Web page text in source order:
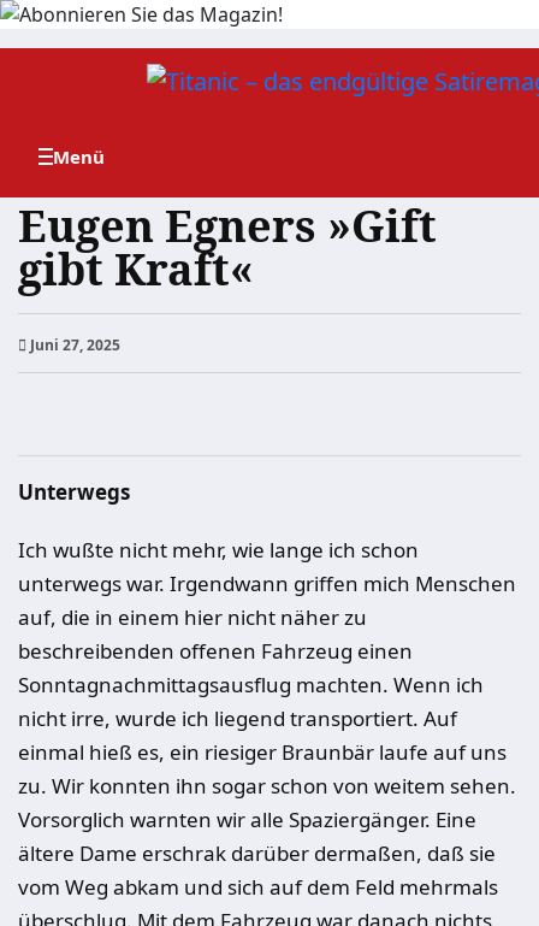
Zum
Eugen Egners »Gift
gibt Kraft«
Juni 27, 2025
Unterwegs
Ich wußte nicht mehr, wie lange ich schon
unterwegs war. Irgendwann griffen mich Menschen
auf, die in einem hier nicht näher zu
beschreibenden offenen Fahrzeug einen
Sonntagnachmittagsausflug machten. Wenn ich
nicht irre, wurde ich liegend transportiert. Auf
einmal hieß es, ein riesiger Braunbär laufe auf uns
zu. Wir konnten ihn sogar schon von weitem sehen.
Vorsorglich warnten wir alle Spaziergänger. Eine
ältere Dame erschrak darüber dermaßen, daß sie
vom Weg abkam und sich auf dem Feld mehrmals